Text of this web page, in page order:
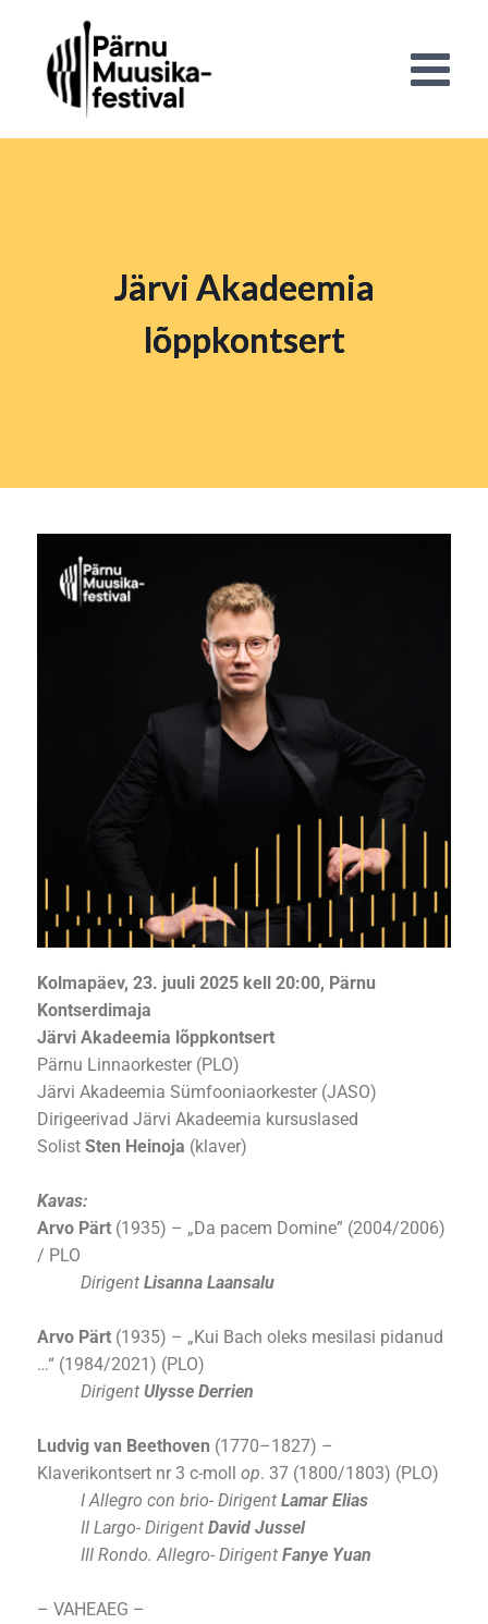
Järvi Akadeemia
lõppkontsert
Kolmapäev, 23. juuli 2025 kell 20:00, Pärnu
Kontserdimaja
Järvi Akadeemia lõppkontsert
Pärnu Linnaorkester (PLO)
Järvi Akadeemia Sümfooniaorkester (JASO)
Dirigeerivad Järvi Akadeemia kursuslased
Solist Sten Heinoja (klaver)
Kavas:
Arvo Pärt (1935) – „Da pacem Domine” (2004/2006)
/ PLO
Dirigent Lisanna Laansalu
Arvo Pärt (1935) – „ Kui Bach oleks mesilasi pidanud
…“ (1984/2021) (PLO)
Dirigent Ulysse Derrien
Ludvig van Beethoven (1770–1827) –
Klaverikontsert nr 3 c-moll op. 37 (1800/1803) (PLO)
I Allegro con brio- Dirigent Lamar Elias
II Largo- Dirigent David Jussel
III Rondo. Allegro- Dirigent Fanye Yuan
– VAHEAEG –